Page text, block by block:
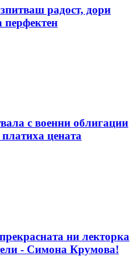
радост, дори
перфектен
с военни облигации
цената
ни лекторка
- Симона Крумова!